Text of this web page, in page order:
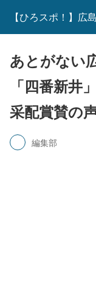
【ひろスポ！】広
あとがない
「四番新井
采配賞賛の
編集部